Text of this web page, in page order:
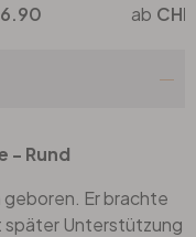
- Rund
geboren. Er brachte
später Unterstützung